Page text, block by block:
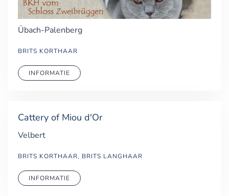
Übach-Palenberg
BRITS KORTHAAR
INFORMATIE
Cattery of Miou d'Or
Velbert
BRITS KORTHAAR, BRITS LANGHAAR
INFORMATIE